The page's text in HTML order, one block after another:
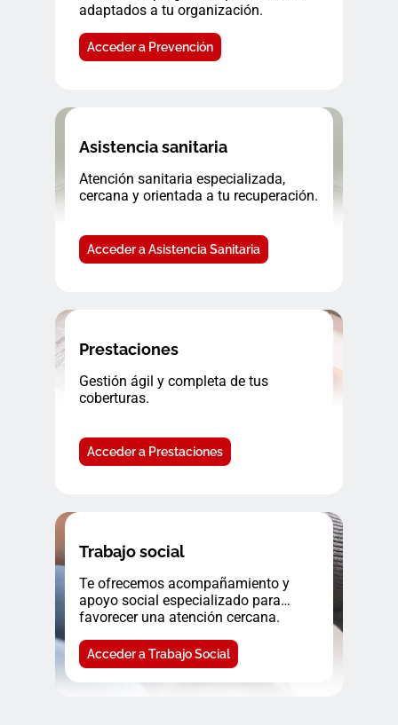
adaptados a tu organización.
Acceder a Prevención
Asistencia sanitaria
Atención sanitaria especializada,
cercana y orientada a tu recuperación.
Acceder a Asistencia Sanitaria
Prestaciones
Gestión ágil y completa de tus
coberturas.
Acceder a Prestaciones
Trabajo social
Te ofrecemos acompañamiento y
apoyo social especializado para
favorecer una atención cercana.
Acceder a Trabajo Social